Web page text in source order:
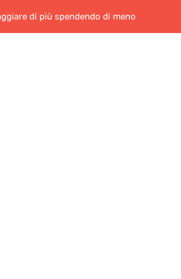
di più spendendo di meno